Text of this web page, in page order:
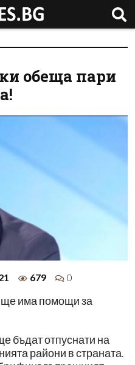
обеща пари
679 0
ще има помощи за
бъдат отпуснати на
райони в страната.